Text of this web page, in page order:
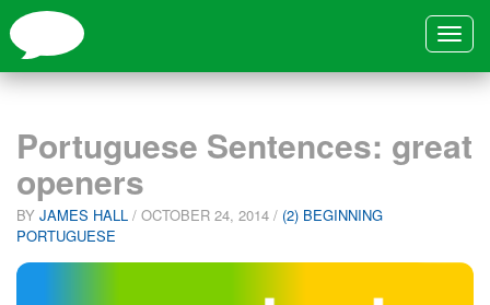
Toggle
Portuguese Sentences: great
openers
BY JAMES HALL / OCTOBER 24, 2014 / (2) BEGINNING
PORTUGUESE